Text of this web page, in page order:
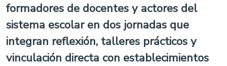
formadores de docentes y actores del
sistema escolar en dos jornadas que
integran reflexión, talleres prácticos y
vinculación directa con establecimientos